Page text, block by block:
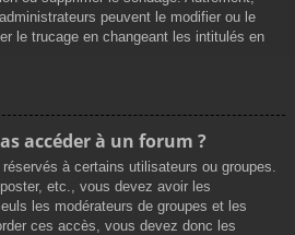
peuvent le modifier ou le
le trucage en changeant les intitulés en
accéder à un forum ?
à certains utilisateurs ou groupes.
etc., vous devez avoir les
les modérateurs de groupes et les
ces accès, vous devez donc les